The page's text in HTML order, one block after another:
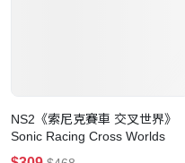
NS2《索尼克賽車 交叉世界》
Sonic Racing Cross Worlds